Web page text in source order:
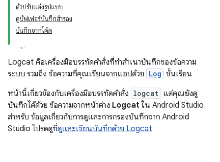
ตัวปรับแต่งรูปแบบ
ดูบัฟเฟอร์บันทึกสำรอง
บันทึกจากโค้ด
Logcat คือเครื่องมือบรรทัดคำสั่งที่ทำสำเนาบันทึกของข้อความ
ระบบ รวมถึง ข้อความที่คุณเขียนจากแอปด้วย Log ชั้นเรียน
หน้านี้เกี่ยวข้องกับเครื่องมือบรรทัดคำสั่ง logcat แต่คุณยังดู
บันทึกได้ด้วย ข้อความจากหน้าต่าง Logcat ใน Android Studio
สำหรับ ข้อมูลเกี่ยวกับการดูและการกรองบันทึกจาก Android
Studio โปรดดูที่ดูและเขียนบันทึกด้วย Logcat